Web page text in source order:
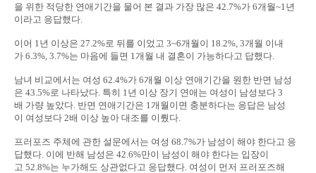
을 위한 적당한 연애기간을 물어 본 결과 가장 많은 42.7%가 6개월~1년
이라고 응답했다.
이어 1년 이상은 27.2%로 뒤를 이었고 3~6개월이 18.2%, 3개월 이내
가 6.3%, 3.7%는 마음에 들면 1개월 내 결혼이 가능하다고 답했다.
남녀 비교에서는 여성 62.4%가 6개월 이상 연애기간을 원한 반면 남성
은 43.5%로 나타났다. 특히 1년 이상 장기 연애는 여성이 남성보다 3
배 가량 높았다. 반면 연애기간은 1개월이면 충분하다는 응답은 남성
이 여성보다 2배 이상 높아 대조를 이뤘다.
프러포즈 주체에 관한 설문에서는 여성 68.7%가 남성이 해야 한다고 응
답했다. 이에 반해 남성은 42.6%만이 남성이 해야 한다는 입장이
고 52.8%는 누가해도 상관없다고 응답했다. 여성이 먼저 프러포즈해